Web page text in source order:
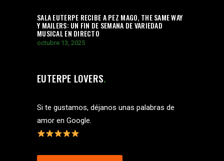
SALA EUTERPE RECIBE A PEZ MAGO, THE SAME WAY
Y MAILERS: UN FIN DE SEMANA DE VARIEDAD
MUSICAL EN DIRECTO
octubre 13, 2025
EUTERPE LOVERS
Si te gustamos, déjanos unas palabras de
amor en Google.